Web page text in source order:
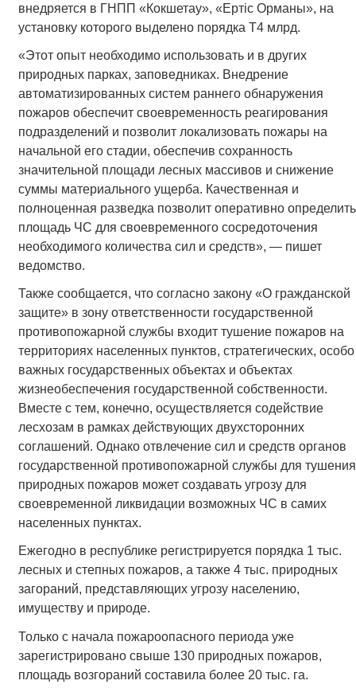
внедряется в ГНПП «Кокшетау», «Ертіс Орманы», на
установку которого выделено порядка Т4 млрд.
«Этот опыт необходимо использовать и в других
природных парках, заповедниках. Внедрение
автоматизированных систем раннего обнаружения
пожаров обеспечит своевременность реагирования
подразделений и позволит локализовать пожары на
начальной его стадии, обеспечив сохранность
значительной площади лесных массивов и снижение
суммы материального ущерба. Качественная и
полноценная разведка позволит оперативно определить
площадь ЧС для своевременного сосредоточения
необходимого количества сил и средств», — пишет
ведомство.
Также сообщается, что согласно закону «О гражданской
защите» в зону ответственности государственной
противопожарной службы входит тушение пожаров на
территориях населенных пунктов, стратегических, особо
важных государственных объектах и объектах
жизнеобеспечения государственной собственности.
Вместе с тем, конечно, осуществляется содействие
лесхозам в рамках действующих двухсторонних
соглашений. Однако отвлечение сил и средств органов
государственной противопожарной службы для тушения
природных пожаров может создавать угрозу для
своевременной ликвидации возможных ЧС в самих
населенных пунктах.
Ежегодно в республике регистрируется порядка 1 тыс.
лесных и степных пожаров, а также 4 тыс. природных
загораний, представляющих угрозу населению,
имуществу и природе.
Только с начала пожароопасного периода уже
зарегистрировано свыше 130 природных пожаров,
площадь возгораний составила более 20 тыс. га.